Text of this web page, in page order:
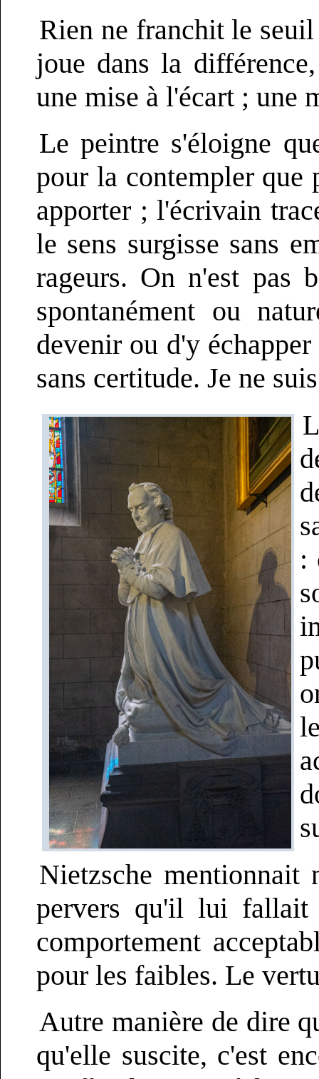
Rien ne franchit le
joue dans la
une mise à l'écart ; une
Le peintre s'éloigne
pour la contempler que
apporter ; l'écrivain
le sens surgisse sans
rageurs. On n'est pas
spontanément ou
devenir ou d'y
sans certitude. Je ne
:
Nietzsche mentionnait
pervers qu'il lui fallait
comportement
pour les faibles. Le
Autre manière de dire
qu'elle suscite, c'est